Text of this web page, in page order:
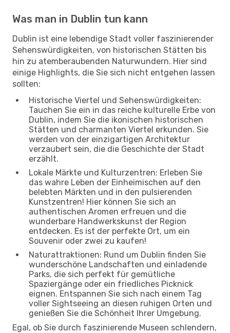
Was man in Dublin tun kann
Dublin ist eine lebendige Stadt voller faszinierender
Sehenswürdigkeiten, von historischen Stätten bis
hin zu atemberaubenden Naturwundern. Hier sind
einige Highlights, die Sie sich nicht entgehen lassen
sollten:
Historische Viertel und Sehenswürdigkeiten:
Tauchen Sie ein in das reiche kulturelle Erbe von
Dublin, indem Sie die ikonischen historischen
Stätten und charmanten Viertel erkunden. Sie
werden von der einzigartigen Architektur
verzaubert sein, die die Geschichte der Stadt
erzählt.
Lokale Märkte und Kulturzentren: Erleben Sie
das wahre Leben der Einheimischen auf den
belebten Märkten und in den pulsierenden
Kunstzentren! Hier können Sie sich an
authentischen Aromen erfreuen und die
wunderbare Handwerkskunst der Region
entdecken. Es ist der perfekte Ort, um ein
Souvenir oder zwei zu kaufen!
Naturattraktionen: Rund um Dublin finden Sie
wunderschöne Landschaften und einladende
Parks, die sich perfekt für gemütliche
Spaziergänge oder ein friedliches Picknick
eignen. Entspannen Sie sich nach einem Tag
voller Sightseeing an diesen ruhigen Orten und
genießen Sie die Schönheit Ihrer Umgebung.
Egal, ob Sie durch faszinierende Museen schlendern,